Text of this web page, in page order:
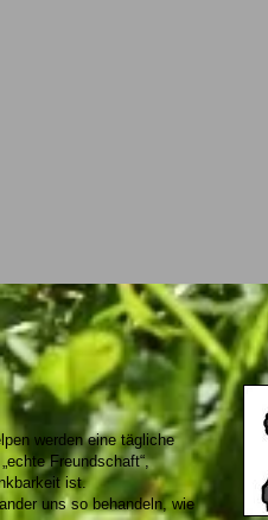
werden eine tägliche
Freundschaft“,
ist.
uns so behandeln, wie